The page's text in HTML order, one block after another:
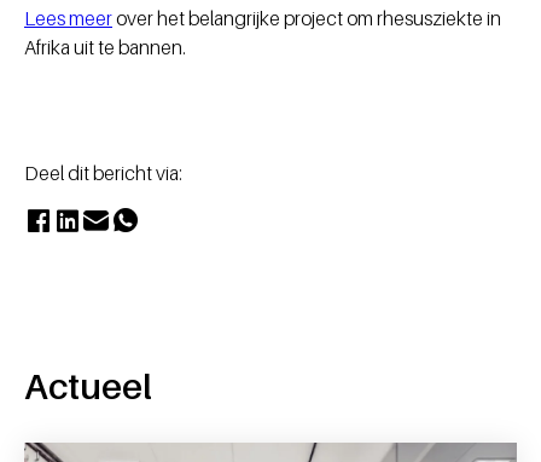
Lees meerover het belangrijke project om rhesusziekte in
Afrika uit te bannen.
Deel dit bericht via:
Actueel